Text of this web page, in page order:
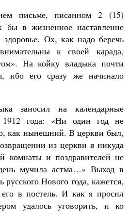
письме, писанном 2 (15)
бы в жизненное наставление
здоровье. Ох, как надо беречь
к своей карада,
На койку владыка почти
ибо его сразу же начинало
заносил на календарные
1912 года: «Ни один год не
как нынешний. В церкви был,
из церкви я никуда
комнаты и поздравителей не
мучила астма…» Выход в
Нового года, кажется,
его в постель. И как я просил
удалось уговорить, и ко